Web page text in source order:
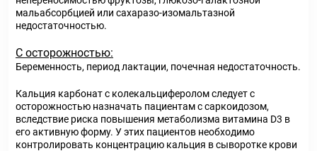
мальабсорбцией или сахаразо-изомальтазной
недостаточностью.
С осторожностью:
Беременность, период лактации, почечная недостаточность.
Кальция карбонат с колекальциферолом следует с
осторожностью назначать пациентам с саркоидозом,
вследствие риска повышения метаболизма витамина D3 в
его активную форму. У этих пациентов необходимо
контролировать концентрацию кальция в сыворотке крови